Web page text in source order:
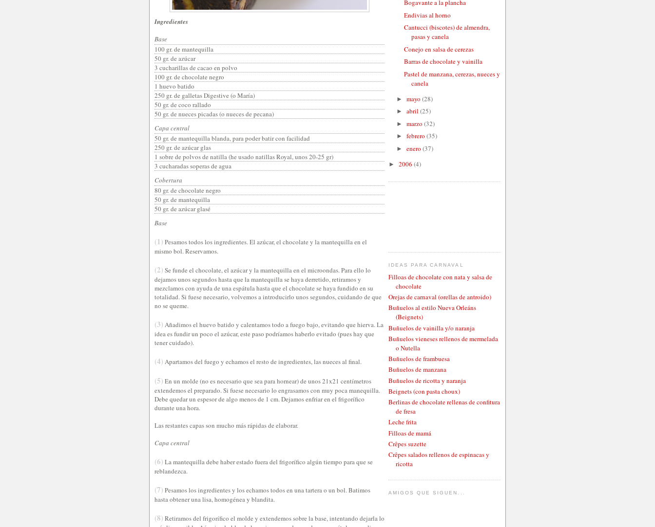
Ingredientes
Base
100 gr. de mantequilla
50 gr. de azúcar
3 cucharillas de cacao en polvo
100 gr. de chocolate negro
1 huevo batido
250 gr. de galletas Digestive (o María)
50 gr. de coco rallado
50 gr. de nueces picadas (o nueces de pecana)
Capa central
50 gr. de mantequilla blanda, para poder batir con facilidad
250 gr. de azúcar glas
1 sobre de polvos de natilla (he usado natillas Royal, unos 20-25 gr)
3 cucharadas soperas de agua
Cobertura
80 gr. de chocolate negro
50 gr. de mantequilla
50 gr. de azúcar glasé
Base
(1) Pesamos todos los ingredientes. El azúcar, el chocolate y la mantequilla en el
mismo bol. Reservamos.
(2) Se funde el chocolate, el azúcar y la mantequilla en el microondas. Para ello lo
dejamos unos segundos hasta que la mantequilla se haya derretido, retiramos y
mezclamos con ayuda de una espátula hasta que el chocolate se haya fundido en su
totalidad. Si fuese necesario, volvemos a introducirlo unos segundos, cuidando de que
no se queme.
(3) Añadimos el huevo batido y calentamos todo a fuego bajo, evitando que hierva. La
idea es fundir un poco el azúcar, este paso podríamos haberlo evitado (pues hay que
tener cuidado).
(4) Apartamos del fuego y echamos el resto de ingredientes, las nueces al final.
(5) En un molde (no es necesario que sea para hornear) de unos 21x21 centímetros
extendemos el preparado. Si fuese necesario lo engrasamos con muy poca manequilla.
Debe quedar un espesor de algo menos de 1 cm. Dejamos enfriar en el frigorífico
durante una hora.
Las restantes capas son mucho más rápidas de elaborar.
Capa central
(6) La mantequilla debe haber estado fuera del frigorífico algún tiempo para que se
reblandezca.
(7) Pesamos los ingredientes y los echamos todos en una tartera o un bol. Batimos
hasta obtener una lisa, homogénea y blandita.
(8) Retiramos del frigorífico el molde y extendemos sobre la base, intentando dejarla lo
Bogavante a la plancha
Endivias al horno
Cantucci (biscotes) de almendra,
pasas y canela
Conejo en salsa de cerezas
Barras de chocolate y vainilla
Pastel de manzana, cerezas, nueces y
canela
► mayo (28)
► abril (25)
► marzo (32)
► febrero (35)
► enero (37)
► 2006 (4)
IDEAS PARA CARNAVAL
Filloas de chocolate con nata y salsa de
chocolate
Orejas de carnaval (orellas de antroido)
Buñuelos al estilo Nueva Orleáns
(Beignets)
Buñuelos de vainilla y/o naranja
Buñuelos vieneses rellenos de mermelada
o Nutella
Buñuelos de frambuesa
Buñuelos de manzana
Buñuelos de ricotta y naranja
Beignets (con pasta choux)
Berlinas de chocolate rellenas de confitura
de fresa
Leche frita
Filloas de mamá
Crêpes suzette
Crêpes salados rellenos de espinacas y
ricotta
AMIGOS QUE SIGUEN...